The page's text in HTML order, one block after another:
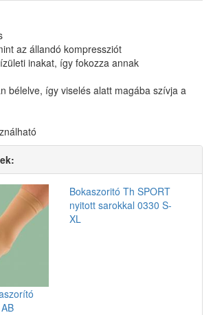
az állandó kompressziót
inakat, így fokozza annak
bélelve, így viselés alatt magába szívja a
Bokaszoritó Th SPORT
nyitott sarokkal 0330 S-
XL